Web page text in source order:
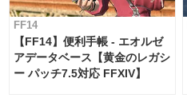
FF14
【FF14】便利手帳 - エオルゼ
アデータベース【黄金のレガシ
ー パッチ7.5対応 FFXIV】